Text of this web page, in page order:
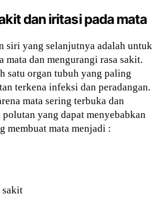
dan iritasi pada mata
siri yang selanjutnya adalah untuk
mata dan mengurangi rasa sakit.
satu organ tubuh yang paling
terkena infeksi dan peradangan.
mata sering terbuka dan
yang dapat menyebabkan
membuat mata menjadi :
sakit